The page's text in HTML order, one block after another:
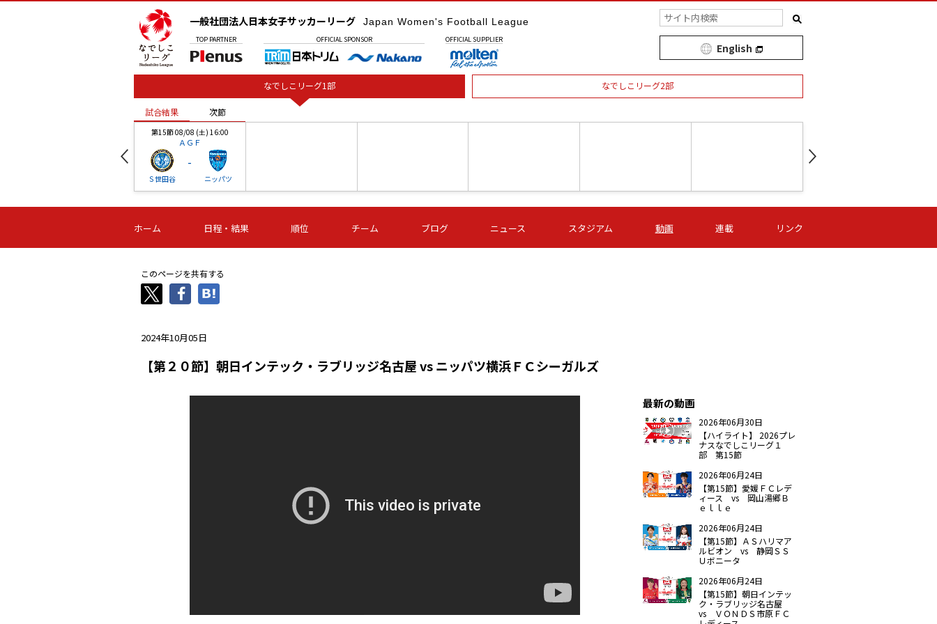
一般社団法人日本女子サッカーリーグ Japan Women's Football League
TOP PARTNER OFFICIAL SPONSOR OFFICIAL SUPPLIER
English
なでしこリーグ1部 なでしこリーグ2部
試合結果 次節
第15節 08/08 (土) 16:00
ＡＧＦ
Ｓ世田谷
-
ニッパツ
-
第16節 09/05 (土) 15:00
ニッパツ
ニッパツ
-
名古屋
第16節 09/05 (土) 15:00
石人の星
-
第16節 09/05 (土) 16:00
ＡＧＦ
-
いちご
-
第16節 09/06 (日) 15:00
-
第16節 09/06 (日) 15:00
- -
試合結果 次節
ホーム 日程・結果 順位 チーム ブログ ニュース スタジアム 動画 連載 リンク
このページを共有する
2024年10月05日
【第２０節】朝日インテック・ラブリッジ名古屋 vs ニッパツ横浜ＦＣシーガルズ
最新の動画
2026年06月30日
【ハイライト】 2026プレ
ナスなでしこリーグ１
部 第15節
2026年06月24日
【第15節】愛媛ＦＣレデ
ィース vs 岡山湯郷Ｂ
ｅｌｌｅ
2026年06月24日
【第15節】ＡＳハリマア
ルビオン vs 静岡ＳＳ
Ｕボニータ
2026年06月24日
【第15節】朝日インテッ
ク・ラブリッジ名古屋
vs ＶＯＮＤＳ市原ＦＣ